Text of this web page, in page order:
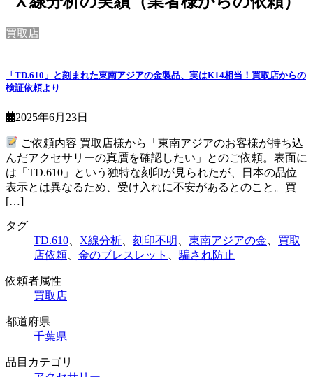
買取店
「TD.610」と刻まれた東南アジアの金製品、実はK14相当！買取店からの
検証依頼より
2025年6月23日
ご依頼内容 買取店様から「東南アジアのお客様が持ち込
んだアクセサリーの真贋を確認したい」とのご依頼。表面に
は「TD.610」という独特な刻印が見られたが、日本の品位
表示とは異なるため、受け入れに不安があるとのこと。買
[…]
タグ
TD.610
X線分析 刻印不明 東南アジアの金
買取
店依頼
金のブレスレット 騙され防止
依頼者属性
買取店
都道府県
千葉県
品目カテゴリ